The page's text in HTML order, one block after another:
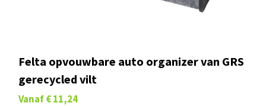
Felta opvouwbare auto organizer van GRS
gerecycled vilt
Vanaf € 11,24